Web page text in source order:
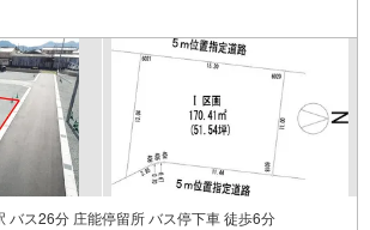
プ内で完結させることで中間コストを徹底カッ
「性能」に還元しました
ない。専属FPによる無料相談
で安心を
将来の出費を数値化。一生涯の家計シミュレーショ
イス
の年収で大丈夫？」といった疑問から住宅ローン
守る具体的なプランをご提案
バス26分 庄能停留所 バス停下車 徒歩6分